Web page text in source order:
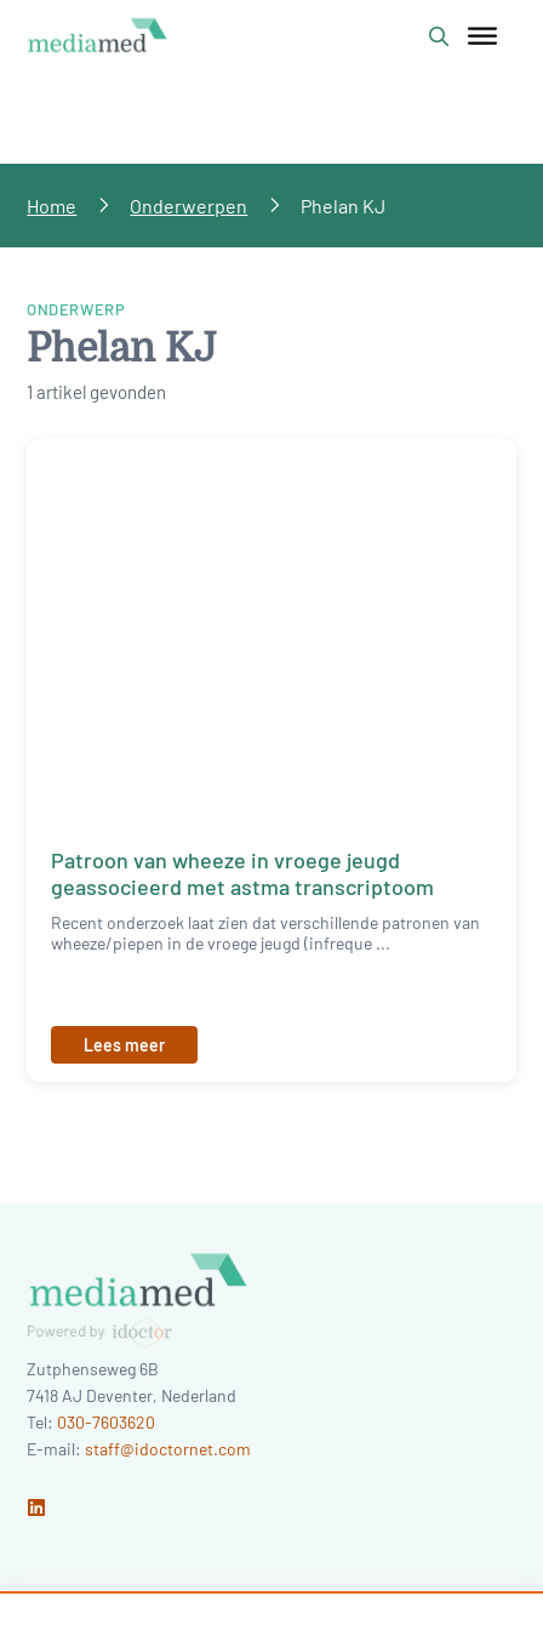
Home Onderwerpen Phelan KJ
ONDERWERP
Phelan KJ
1 artikel gevonden
Patroon van wheeze in vroege jeugd
geassocieerd met astma transcriptoom
Recent onderzoek laat zien dat verschillende patronen van
wheeze/piepen in de vroege jeugd (infreque ...
Lees meer
Zutphenseweg 6B
7418 AJ Deventer, Nederland
Tel: 030-7603620
E-mail:staff@idoctornet.com